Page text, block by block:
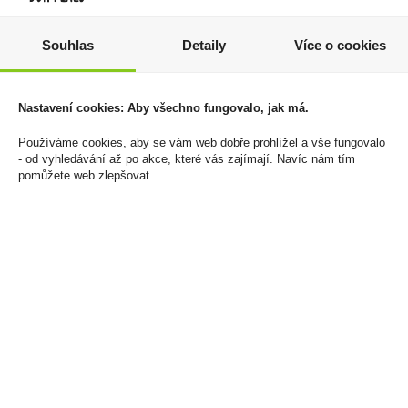
Jojo Kyselé Žížalky 80g
19 Kč
Cena za:1 ks
více než 500 ks
Elektronická cigareta
210 Kč
Cena za:1 ks
Skladem:více než 500 ks
Souhlas Detaily Více o cookies
Nastavení cookies: Aby všechno fungovalo, jak má.
Používáme cookies, aby se vám web dobře prohlížel a vše fungovalo
- od vyhledávání až po akce, které vás zajímají. Navíc nám tím
pomůžete web zlepšovat.